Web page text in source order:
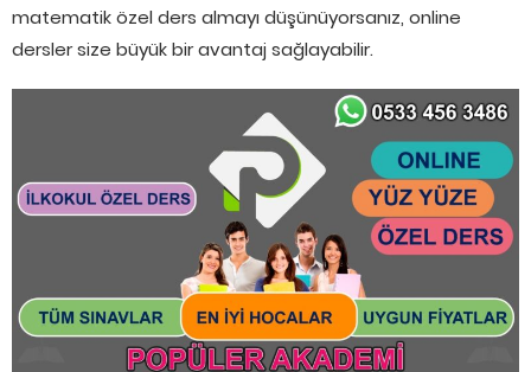
matematik özel ders almayı düşünüyorsanız, online
dersler size büyük bir avantaj sağlayabilir.